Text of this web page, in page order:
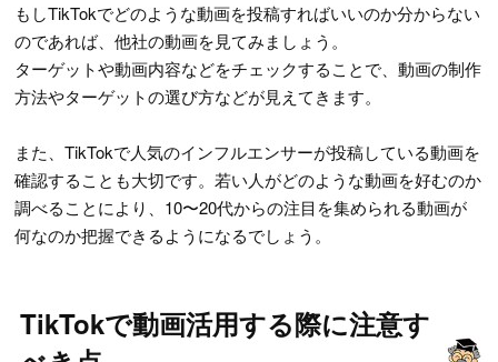
もしTikTokでどのような動画を投稿すればいいのか分からない
のであれば、他社の動画を見てみましょう。
ターゲットや動画内容などをチェックすることで、動画の制作
方法やターゲットの選び方などが見えてきます。
また、TikTokで人気のインフルエンサーが投稿している動画を
確認することも大切です。若い人がどのような動画を好むのか
調べることにより、10〜20代からの注目を集められる動画が
何なのか把握できるようになるでしょう。
TikTokで動画活用する際に注意す